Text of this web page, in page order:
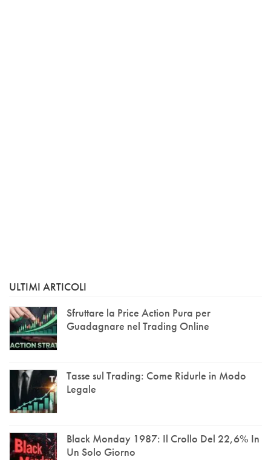
ULTIMI ARTICOLI
Sfruttare la Price Action Pura per
Guadagnare nel Trading Online
Tasse sul Trading: Come Ridurle in Modo
Legale
Black Monday 1987: Il Crollo Del 22,6% In
Un Solo Giorno